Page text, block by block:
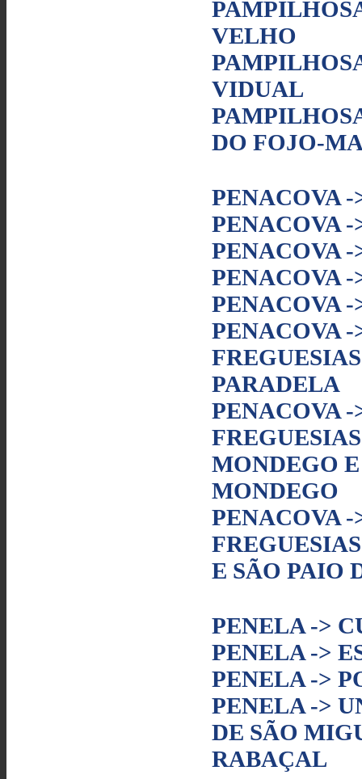
VELHO
VIDUAL
DO FOJO-
PENACOVA
PENACOVA
PENACOVA
PENACOVA
PENACOVA
PENACOVA
PARADELA
PENACOVA
MONDEGO
MONDEGO
PENACOVA
E SÃO PAIO
PENELA ->
PENELA ->
PENELA ->
PENELA ->
DE SÃO
RABAÇAL